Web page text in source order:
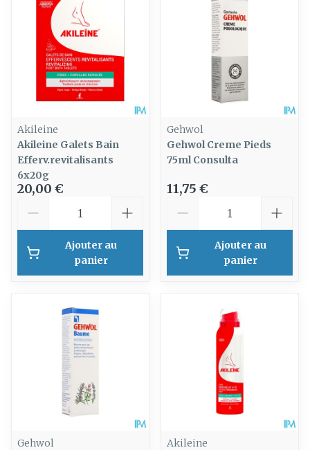
Akileine
Akileine Galets Bain
Efferv.revitalisants
6x20g
20,00 €
Ajouter au
panier
Gehwol
Gehwol Creme Pieds
75ml Consulta
11,75 €
Ajouter au
panier
Gehwol
Akileine